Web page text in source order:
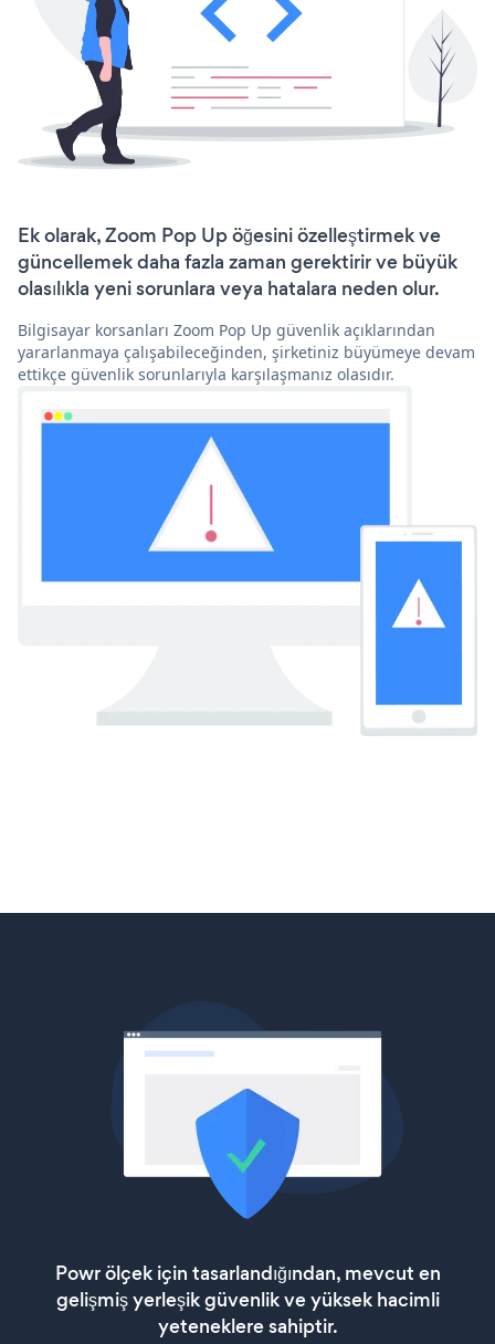
Ek olarak, Zoom Pop Up öğesini özelleştirmek ve
güncellemek daha fazla zaman gerektirir ve büyük
olasılıkla yeni sorunlara veya hatalara neden olur.
Bilgisayar korsanları Zoom Pop Up güvenlik açıklarından
yararlanmaya çalışabileceğinden, şirketiniz büyümeye devam
ettikçe güvenlik sorunlarıyla karşılaşmanız olasıdır.
Powr ölçek için tasarlandığından, mevcut en
gelişmiş yerleşik güvenlik ve yüksek hacimli
yeteneklere sahiptir.